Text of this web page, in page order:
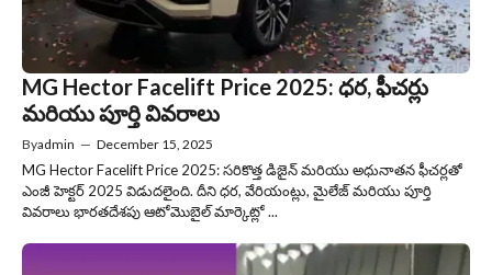
MG Hector Facelift Price 2025: ధర, ఫీచర్లు
మరియు పూర్తి వివరాలు
Byadmin — December 15, 2025
MG Hector Facelift Price 2025: సరికొత్త డిజైన్ మరియు అధునాతన ఫీచర్లతో
ఎంజీ హెక్టర్ 2025 విడుదలైంది. దీని ధర, వేరియంట్లు, మైలేజ్ మరియు పూర్తి
వివరాలు భారతదేశపు ఆటోమొబైల్ మార్కెట్లో ...